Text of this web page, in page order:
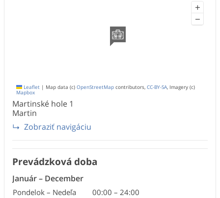
+
−
Leaflet | Map data (c) OpenStreetMap contributors, CC-BY-SA, Imagery (c)
Mapbox
Martinské hole 1
Martin
Zobraziť navigáciu
Prevádzková doba
Január– December
Pondelok – Nedeľa 00:00 – 24:00